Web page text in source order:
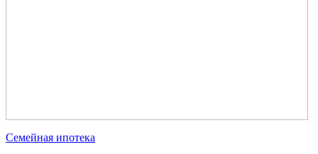
Семейная ипотека